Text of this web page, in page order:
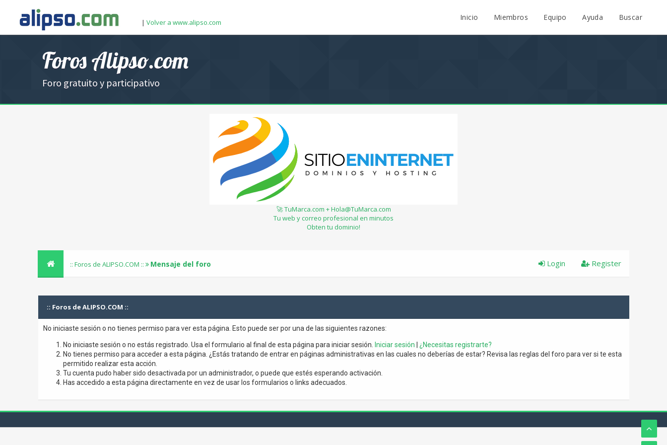
| Volver a www.alipso.com
Inicio Miembros Equipo Ayuda Buscar
Foros Alipso.com
Foro gratuito y participativo
🚀 TuMarca.com + Hola@TuMarca.com
Tu web y correo profesional en minutos
Obten tu dominio!
:: Foros de ALIPSO.COM :: Mensaje del foro Register
Login
:: Foros de ALIPSO.COM ::
No iniciaste sesión o no tienes permiso para ver esta página. Esto puede ser por una de las siguientes razones:
No iniciaste sesión o no estás registrado. Usa el formulario al final de esta página para iniciar sesión. Iniciar sesión
¿Necesitas registrarte?
No tienes permiso para acceder a esta página. ¿Estás tratando de entrar en páginas administrativas en las cuales no deberías de estar? Revisa las reglas del foro para ver si te esta
permitido realizar esta acción.
Tu cuenta pudo haber sido desactivada por un administrador, o puede que estés esperando activación.
Has accedido a esta página directamente en vez de usar los formularios o links adecuados.